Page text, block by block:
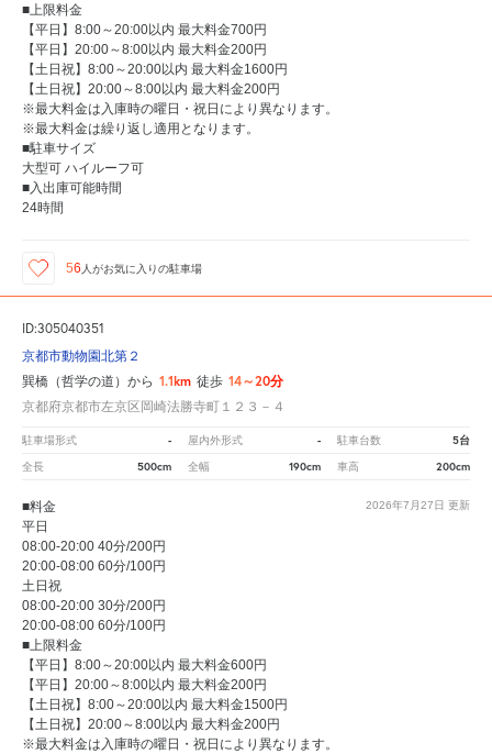
■上限料金
【平日】8:00～20:00以内 最大料金700円
【平日】20:00～8:00以内 最大料金200円
【土日祝】8:00～20:00以内 最大料金1600円
【土日祝】20:00～8:00以内 最大料金200円
※最大料金は入庫時の曜日・祝日により異なります。
※最大料金は繰り返し適用となります。
■駐車サイズ
大型可 ハイルーフ可
■入出庫可能時間
24時間
56 人がお気に入りの駐車場
ID:305040351
京都市動物園北第２
巽橋（哲学の道）から 1.1km 徒歩 14～20分
京都府京都市左京区岡崎法勝寺町１２３－４
駐車場形式 - 屋内外形式 - 駐車台数 5台
全長 500cm 全幅 190cm 車高 200cm
2026年7月27日 更新
■料金
平日
08:00-20:00 40分/200円
20:00-08:00 60分/100円
土日祝
08:00-20:00 30分/200円
20:00-08:00 60分/100円
■上限料金
【平日】8:00～20:00以内 最大料金600円
【平日】20:00～8:00以内 最大料金200円
【土日祝】8:00～20:00以内 最大料金1500円
【土日祝】20:00～8:00以内 最大料金200円
※最大料金は入庫時の曜日・祝日により異なります。